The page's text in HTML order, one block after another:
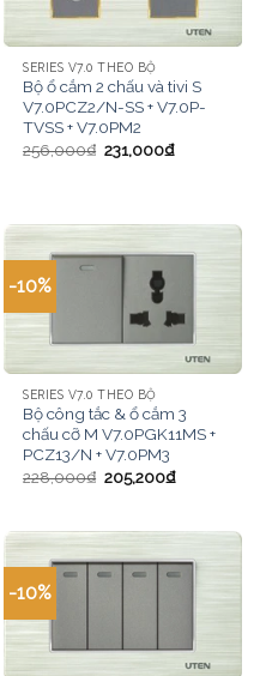
SERIES V7.0 THEO BỘ
Bộ ổ cắm 2 chấu và tivi S
V7.0PCZ2/N-SS + V7.0P-
TVSS + V7.0PM2
256,000₫ 231,000₫
-10%
SERIES V7.0 THEO BỘ
Bộ công tắc & ổ cắm 3
chấu cỡ M V7.0PGK11MS +
PCZ13/N + V7.0PM3
228,000₫ 205,200₫
-10%